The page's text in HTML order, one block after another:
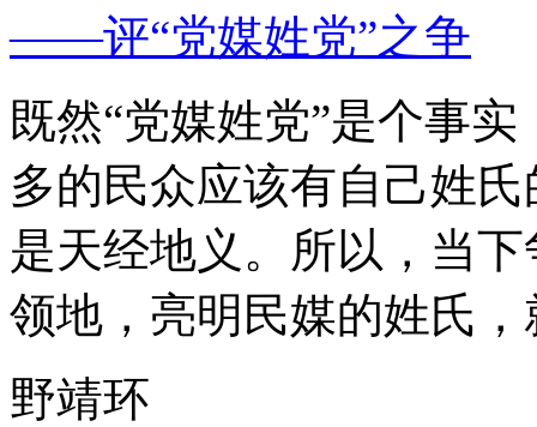
——评“党媒姓党”之争
既然“党媒姓党”是个事
多的民众应该有自己姓
是天经地义。所以，当
领地，亮明民媒的姓氏
野靖环